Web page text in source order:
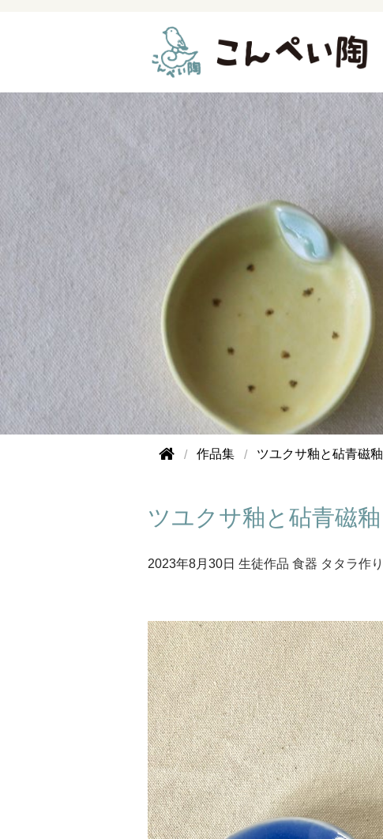
作品集 ツユクサ釉と砧青磁釉
ツユクサ釉と砧青磁釉
2023年8月30日 生徒作品 食器 タタラ作り